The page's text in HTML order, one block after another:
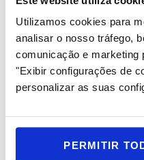
Utilizamos cookies para
analisar o nosso tráfego,
comunicação e marketing
"Exibir configurações de
personalizar as suas
PERMITIR
Europa como
obter a aprovação da
“Alcançamos as
a sustentabilidade em
negócios e estamos
suas próprias metas